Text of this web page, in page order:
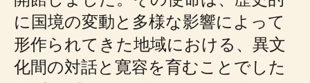
に国境の変動と多様な影響によって
形作られてきた地域における、異文
化間の対話と寛容を育むことでした